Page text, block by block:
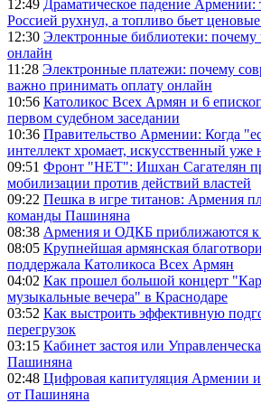
12:49 Драматическое падение Армении:
Россией рухнул, а топливо бьет
12:30 Электронные библиотеки: почему
онлайн
11:28 Электронные платежи: почему
важно принимать оплату онлайн
10:56 Католикос Всех Армян и 6
первом судебном заседании
10:36 Правительство Армении: Когда
интеллект хромает, искусственный уже
09:51 Фронт "НЕТ": Ишхан Сагателян
мобилизации против действий властей
09:22 Пешка в игре титанов: Армения
команды Пашиняна
08:38 Армения и ОДКБ приближаются к
08:05 Крупнейшая армянская
поддержала Католикоса Всех Армян
04:02 Как прошел большой концерт
музыкальные вечера" в Краснодаре
03:52 Как выстроить эффективную
перегрузок
03:15 Кабинет застоя или
Пашиняна
02:48 Цифровая капитуляция Армении
от Пашиняна